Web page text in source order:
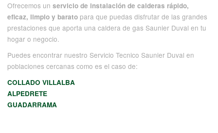
Ofrecemos un servicio de instalación de calderas rápido,
eficaz, limpio y barato para que puedas disfrutar de las grandes
prestaciones que aporta una caldera de gas Saunier Duval en tu
hogar o negocio.
Puedes encontrar nuestro Servicio Tecnico Saunier Duval en
poblaciones cercanas como es el caso de:
COLLADO VILLALBA
ALPEDRETE
GUADARRAMA